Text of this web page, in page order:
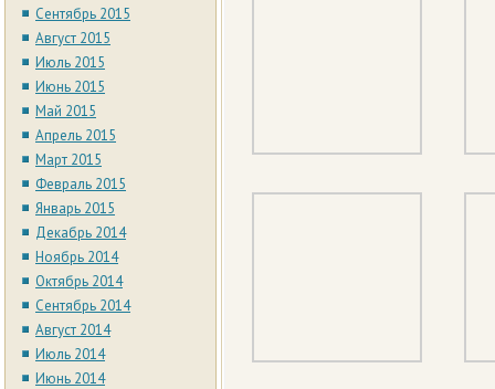
Сентябрь 2015
Август 2015
Июль 2015
Июнь 2015
Май 2015
Апрель 2015
Март 2015
Февраль 2015
Январь 2015
Декабрь 2014
Ноябрь 2014
Октябрь 2014
Сентябрь 2014
Август 2014
Июль 2014
Июнь 2014